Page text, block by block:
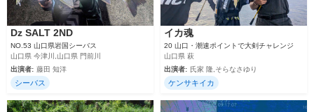
Dz SALT 2ND
NO.53 山口県岩国シーバス
山口県 今津川,山口県 門前川
出演者: 藤田 知洋
シーバス
イカ魂
20 山口・潮速ポイントで大剣チャレンジ
山口県 萩
出演者: 氏家 隆,そらなさゆり
ケンサキイカ